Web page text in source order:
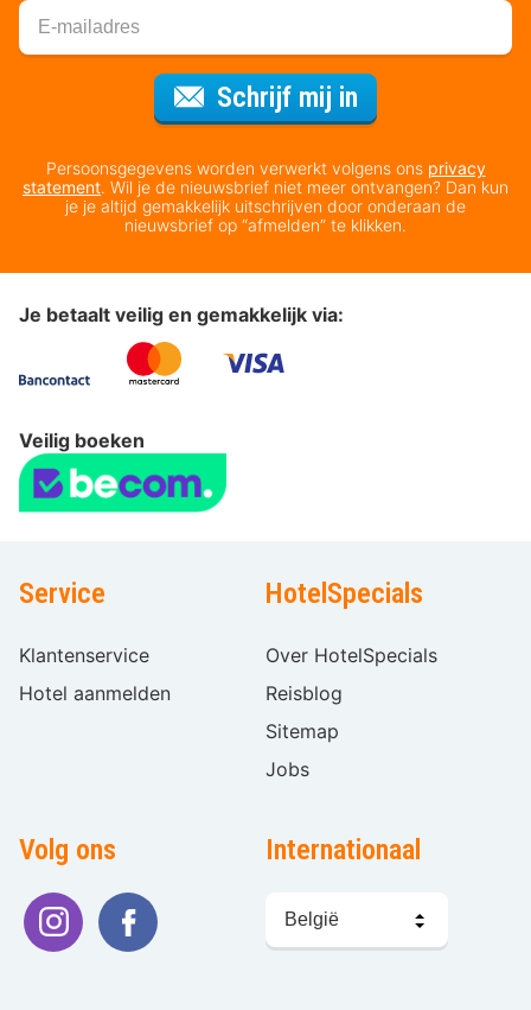
Schrijf mij in
Persoonsgegevens worden verwerkt volgens ons privacy
statement. Wil je de nieuwsbrief niet meer ontvangen? Dan kun
je je altijd gemakkelijk uitschrijven door onderaan de
nieuwsbrief op “afmelden” te klikken.
Je betaalt veilig en gemakkelijk via:
Veilig boeken
Service
Klantenservice
Hotel aanmelden
HotelSpecials
Over HotelSpecials
Reisblog
Sitemap
Jobs
Volg ons Internationaal
kiezen